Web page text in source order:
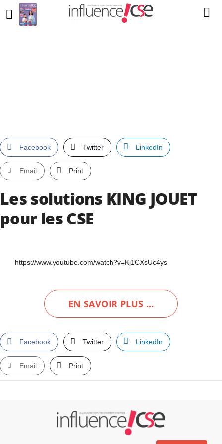
Facebook Twitter LinkedIn
Email Print
Les solutions KING JOUET
pour les CSE
https://www.youtube.com/watch?v=Kj1CXsUc4ys
EN SAVOIR PLUS …
Facebook Twitter LinkedIn
Email Print